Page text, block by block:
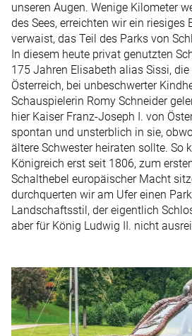
unseren Augen. Wenige Kilometer
des Sees, erreichten wir ein riesiges
verwaist, das Teil des Parks von
In diesem heute privat genutzten
175 Jahren Elisabeth alias Sissi,
Österreich, bei unbeschwerter
Schauspielerin Romy Schneider
hier Kaiser Franz-Joseph I. von
spontan und unsterblich in sie,
ältere Schwester heiraten sollte. So
Königreich erst seit 1806, zum
Schalthebel europäischer Macht
durchquerten wir am Ufer einen
Landschaftsstil, der eigentlich
aber für König Ludwig II. nicht